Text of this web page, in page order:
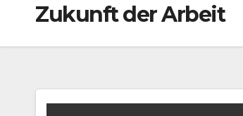
Zukunft der Arbeit